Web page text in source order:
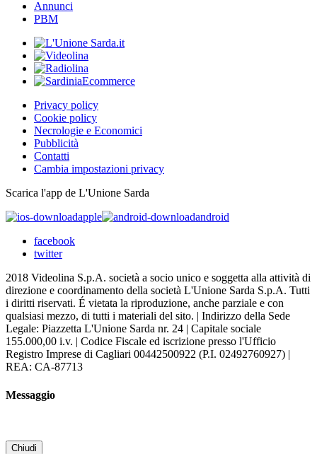
Annunci
PBM
Privacy policy
Cookie policy
Necrologie e Economici
Pubblicità
Contatti
Cambia impostazioni privacy
Scarica l'app de L'Unione Sarda
apple
android
facebook
twitter
2018 Videolina S.p.A. società a socio unico e soggetta alla attività di
direzione e coordinamento della società L'Unione Sarda S.p.A. Tutti
i diritti riservati. É vietata la riproduzione, anche parziale e con
qualsiasi mezzo, di tutti i materiali del sito. | Indirizzo della Sede
Legale: Piazzetta L'Unione Sarda nr. 24 | Capitale sociale
155.000,00 i.v. | Codice Fiscale ed iscrizione presso l'Ufficio
Registro Imprese di Cagliari 00442500922 (P.I. 02492760927) |
REA: CA-87713
Messaggio
Chiudi